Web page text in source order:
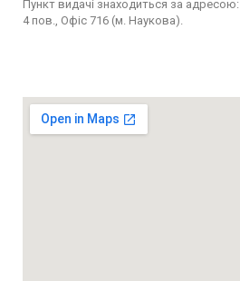
Пункт видачі знаходиться за
4 пов., Офіс 716 (м. Наукова).